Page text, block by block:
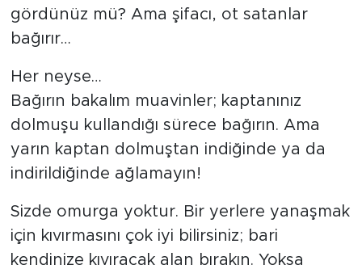
gördünüz mü? Ama şifacı, ot satanlar
bağırır…
Her neyse…
Bağırın bakalım muavinler; kaptanınız
dolmuşu kullandığı sürece bağırın. Ama
yarın kaptan dolmuştan indiğinde ya da
indirildiğinde ağlamayın!
Sizde omurga yoktur. Bir yerlere yanaşmak
için kıvırmasını çok iyi bilirsiniz; bari
kendinize kıvıracak alan bırakın. Yoksa